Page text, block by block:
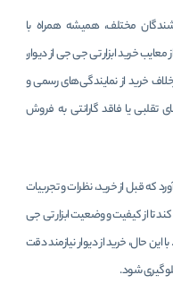
مختلف، همیشه همراه با
خرید ابزار تی جی جی از دیوار،
خرید از نمایندگی‌های رسمی و
تقلبی یا فاقد گارانتی به فروش
که قبل از خرید، نظرات و تجربیات
تا از کیفیت و وضعیت ابزار تی جی
حال، خرید از دیوار نیازمند دقت
شود.